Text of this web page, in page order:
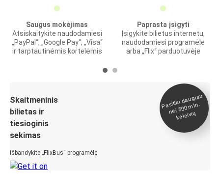
Saugus mokėjimas
Atsiskaitykite naudodamiesi
„PayPal“, „Google Pay“, „Visa“
ir tarptautinėmis kortelėmis
Paprasta įsigyti
Įsigykite bilietus internetu,
naudodamiesi programėle
arba „Flix“ parduotuvėje
Skaitmeninis
bilietas ir
tiesioginis
sekimas
Išbandykite „FlixBus“ programėlę
Pasitiki daugiau
nei 500
mln.
keleivių